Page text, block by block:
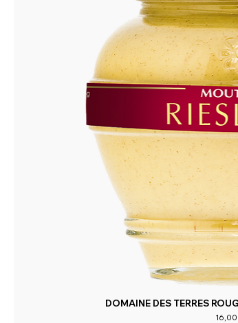
DOMAINE DES TERRES
Prix